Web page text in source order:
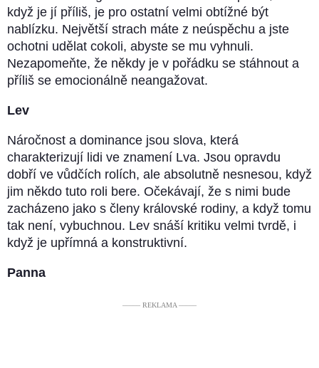
když je jí příliš, je pro ostatní velmi obtížné být
nablízku. Největší strach máte z neúspěchu a jste
ochotni udělat cokoli, abyste se mu vyhnuli.
Nezapomeňte, že někdy je v pořádku se stáhnout a
příliš se emocionálně neangažovat.
Lev
Náročnost a dominance jsou slova, která
charakterizují lidi ve znamení Lva. Jsou opravdu
dobří ve vůdčích rolích, ale absolutně nesnesou, když
jim někdo tuto roli bere. Očekávají, že s nimi bude
zacházeno jako s členy královské rodiny, a když tomu
tak není, vybuchnou. Lev snáší kritiku velmi tvrdě, i
když je upřímná a konstruktivní.
Panna
––––– REKLAMA –––––